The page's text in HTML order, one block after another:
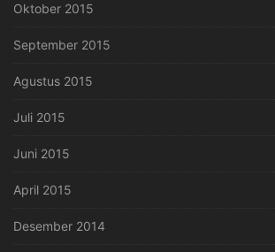
Oktober 2015
September 2015
Agustus 2015
Juli 2015
Juni 2015
April 2015
Desember 2014